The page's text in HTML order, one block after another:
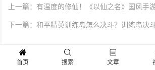
上一篇：有温度的修仙！《以仙之名》国风手
下一篇：和平精英训练岛怎么决斗？训练岛决
抱歉，评论已关闭！
首页
搜索 文章